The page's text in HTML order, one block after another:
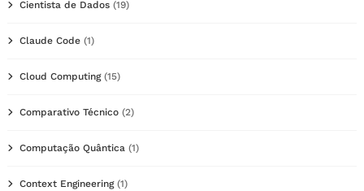
Cientista de Dados (19)
Claude Code (1)
Cloud Computing(15)
Comparativo Técnico (2)
Computação Quântica (1)
Context Engineering(1)